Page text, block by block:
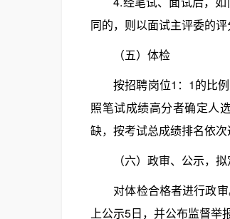
同的，则以面试主评委的评
（五）体检
按招聘岗位1：1的比例
照笔试成绩高分者确定人
缺，按考试总成绩排名依次
（六）政审、公示，拟
对体检合格者进行政审
上公示5日，并公布监督举